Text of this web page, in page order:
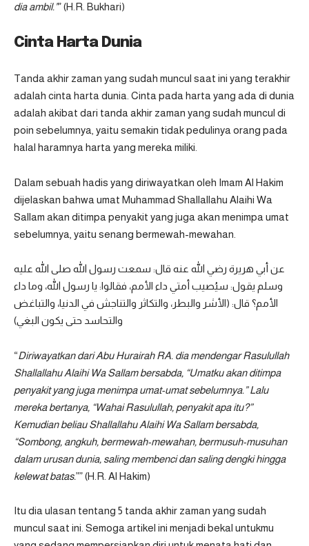
dia ambil.”” (H.R. Bukhari)
Cinta Harta Dunia
Tanda akhir zaman yang sudah muncul saat ini yang terakhir
adalah cinta harta dunia. Cinta pada harta yang ada di dunia
adalah akibat dari tanda akhir zaman yang sudah muncul di
poin sebelumnya, yaitu semakin tidak pedulinya orang pada
halal haramnya harta yang mereka miliki.
Dalam sebuah hadis yang diriwayatkan oleh Imam Al Hakim
dijelaskan bahwa umat Muhammad Shallallahu Alaihi Wa
Sallam akan ditimpa penyakit yang juga akan menimpa umat
sebelumnya, yaitu senang bermewah-mewahan.
عن أبي هريرة رضي الله عنه قال: سمعت رسول الله صلى الله عليه
وسلم يقول: سيُصيب أمتي داء الأمم، فقالوا: يا رسول الله، وما داء
الأمم؟ قال: (الأشر والبطر، والتكاثر والتناجش في الدنيا، والتباغض
والتحاسد حتى يكون البغي)
“Diriwayatkan dari Abu Hurairah RA. dia mendengar Rasulullah
Shallallahu Alaihi Wa Sallam bersabda, “Umatku akan ditimpa
penyakit yang juga menimpa umat-umat sebelumnya.” Lalu
mereka bertanya, “Wahai Rasulullah, penyakit apa itu?”
Kemudian beliau Shallallahu Alaihi Wa Sallam bersabda,
“Sombong, angkuh, bermewah-mewahan, bermusuh-musuhan
dalam urusan dunia, saling membenci dan saling dengki hingga
kelewat batas.”” (H.R. Al Hakim)
Itu dia ulasan tentang 5 tanda akhir zaman yang sudah
muncul saat ini. Semoga artikel ini menjadi bekal untukmu